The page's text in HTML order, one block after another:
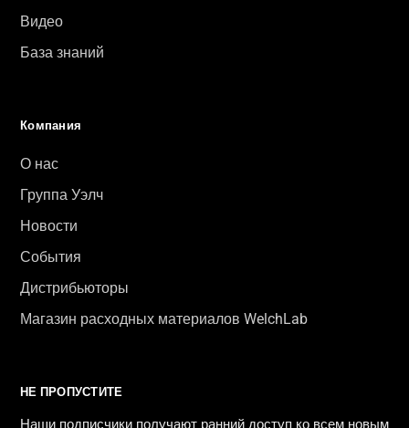
Видео
База знаний
Компания
О нас
Группа Уэлч
Новости
События
Дистрибьюторы
Магазин расходных материалов WelchLab
НЕ ПРОПУСТИТЕ
Наши подписчики получают ранний доступ ко всем новым